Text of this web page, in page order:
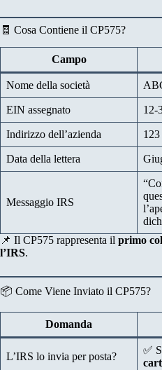
🧾 Cosa Contiene il CP575?
Campo
Nome della società
EIN assegnato 12-
Indirizzo dell’azienda
Data della lettera
Messaggio IRS
📌 Il CP575 rappresenta il primo
l’IRS.
📦 Come Viene Inviato il CP575?
Domanda
L’IRS lo invia per posta?
✅